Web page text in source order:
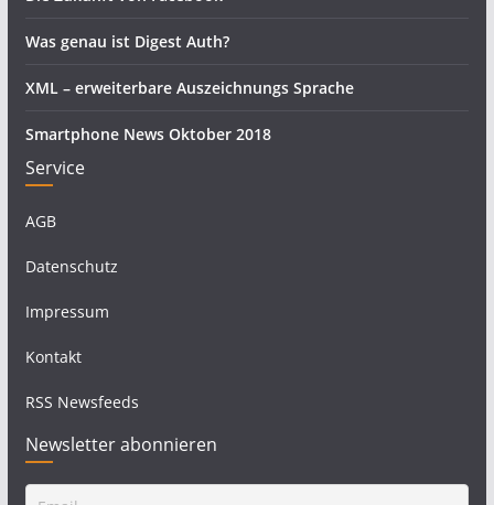
Was genau ist Digest Auth?
XML – erweiterbare Auszeichnungs Sprache
Smartphone News Oktober 2018
Service
AGB
Datenschutz
Impressum
Kontakt
RSS Newsfeeds
Newsletter abonnieren